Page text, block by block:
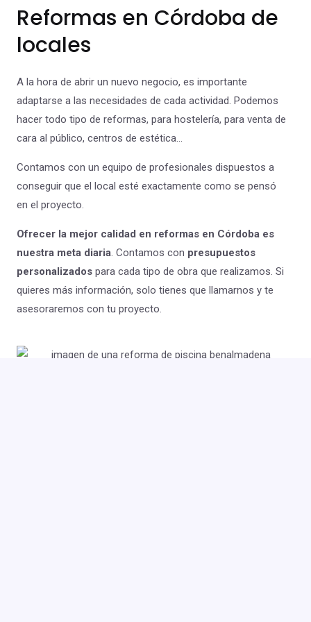
Reformas en Córdoba de
locales
A la hora de abrir un nuevo negocio, es importante
adaptarse a las necesidades de cada actividad. Podemos
hacer todo tipo de reformas, para hostelería, para venta de
cara al público, centros de estética…
Contamos con un equipo de profesionales dispuestos a
conseguir que el local esté exactamente como se pensó
en el proyecto.
Ofrecer la mejor calidad en reformas en Córdoba es
nuestra meta diaria. Contamos con presupuestos
personalizados para cada tipo de obra que realizamos. Si
quieres más información, solo tienes que llamarnos y te
asesoraremos con tu proyecto.